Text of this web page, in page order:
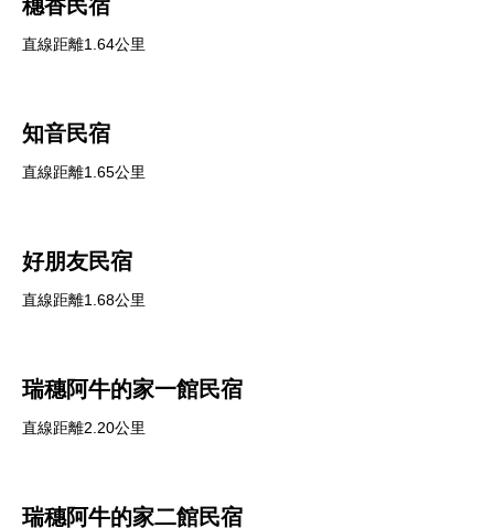
穗香民宿
直線距離1.64公里
知音民宿
直線距離1.65公里
好朋友民宿
直線距離1.68公里
瑞穗阿牛的家一館民宿
直線距離2.20公里
瑞穗阿牛的家二館民宿